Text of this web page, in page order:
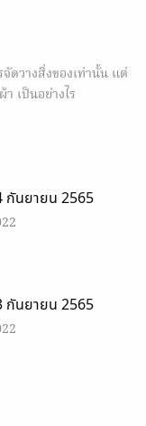
ดวางสิ่งของเท่านั้น แต่
เป็นอย่างไร
กันยายน 2565
กันยายน 2565